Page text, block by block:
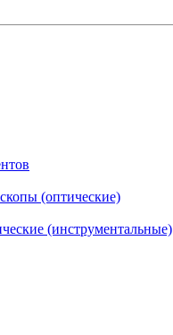
(оптические)
(инструментальные)